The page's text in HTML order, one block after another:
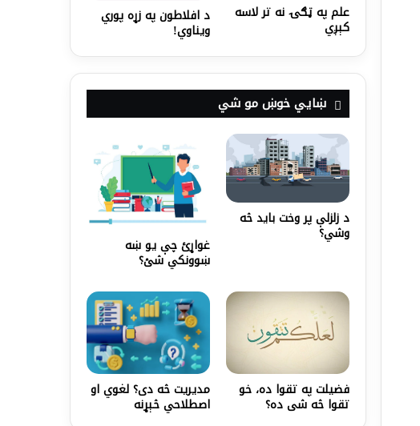
علم په ټګۍ نه تر لاسه
کېږي
د افلاطون په زړه پوري
ویناوي!
ښايي خوښ مو شي
د زلزلې پر وخت باید څه
وشي؟
غواړئ چې یو ښه
ښوونکي شئ؟
فضيلت په تقوا ده، خو
تقوا څه شى ده؟
مدیریت څه دی؟ لغوي او
اصطلاحي څېړنه